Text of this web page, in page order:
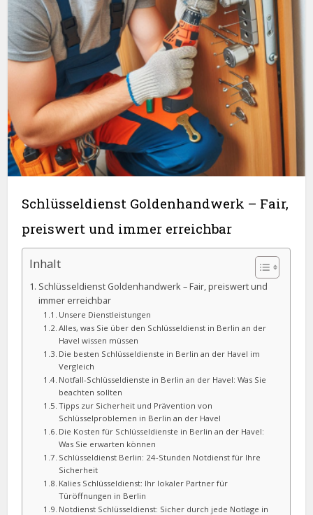
Schlüsseldienst Goldenhandwerk – Fair,
preiswert und immer erreichbar
Inhalt
Schlüsseldienst Goldenhandwerk – Fair, preiswert und
immer erreichbar
Unsere Dienstleistungen
Alles, was Sie über den Schlüsseldienst in Berlin an der
Havel wissen müssen
Die besten Schlüsseldienste in Berlin an der Havel im
Vergleich
Notfall-Schlüsseldienste in Berlin an der Havel: Was Sie
beachten sollten
Tipps zur Sicherheit und Prävention von
Schlüsselproblemen in Berlin an der Havel
Die Kosten für Schlüsseldienste in Berlin an der Havel:
Was Sie erwarten können
Schlüsseldienst Berlin: 24-Stunden Notdienst für Ihre
Sicherheit
Kalies Schlüsseldienst: Ihr lokaler Partner für
Türöffnungen in Berlin
Notdienst Schlüsseldienst: Sicher durch jede Notlage in